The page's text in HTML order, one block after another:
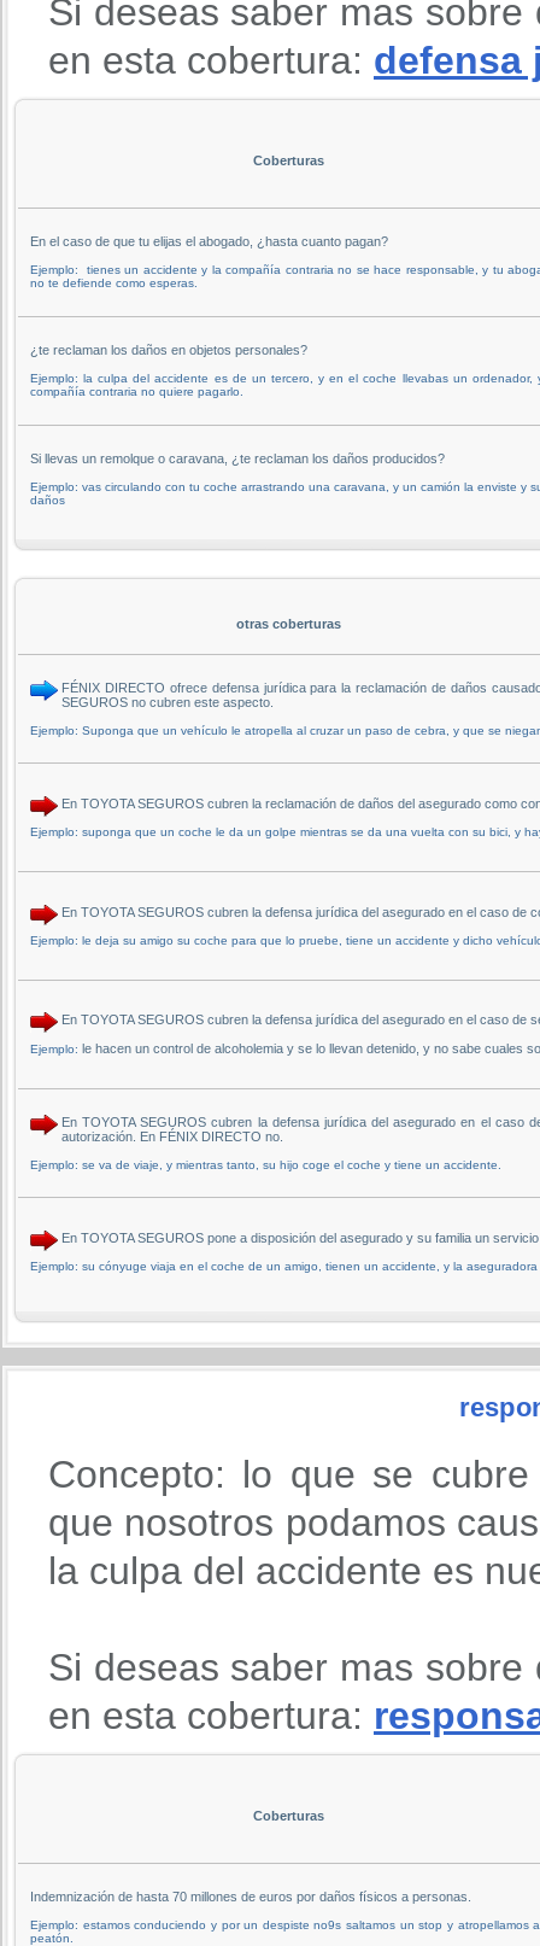
Si deseas saber mas
en esta cobertura: defensa
Coberturas
En el caso de que tu elijas el abogado, ¿hasta cuanto pagan?
Ejemplo: tienes un accidente y la compañía contraria no se hace responsable, y tu
no te defiende como esperas.
¿te reclaman los daños en objetos personales?
Ejemplo: la culpa del accidente es de un tercero, y en el coche llevabas un ordenador,
compañía contraria no quiere pagarlo.
Si llevas un remolque o caravana, ¿te reclaman los daños producidos?
Ejemplo: vas circulando con tu coche arrastrando una caravana, y un camión la enviste y
daños
otras coberturas
FÉNIX DIRECTO ofrece defensa jurídica para la reclamación de daños
SEGUROS no cubren este aspecto.
Ejemplo: Suponga que un vehículo le atropella al cruzar un paso de cebra, y que se
En TOYOTA SEGUROS cubren la reclamación de daños del asegurado como
Ejemplo: suponga que un coche le da un golpe mientras se da una vuelta con su bici, y
En TOYOTA SEGUROS cubren la defensa jurídica del asegurado en el caso de
Ejemplo: le deja su amigo su coche para que lo pruebe, tiene un accidente y dicho
En TOYOTA SEGUROS cubren la defensa jurídica del asegurado en el caso de
Ejemplo: le hacen un control de alcoholemia y se lo llevan detenido, y no sabe cuales
En TOYOTA SEGUROS cubren la defensa jurídica del asegurado en el
autorización. En FÉNIX DIRECTO no.
Ejemplo: se va de viaje, y mientras tanto, su hijo coge el coche y tiene un accidente.
En TOYOTA SEGUROS pone a disposición del asegurado y su familia un
Ejemplo: su cónyuge viaja en el coche de un amigo, tienen un accidente, y la
Concepto: lo que se
que nosotros podamos
la culpa del accidente es
Si deseas saber mas
en esta cobertura:
Coberturas
Indemnización de hasta 70 millones de euros por daños físicos a personas.
Ejemplo: estamos conduciendo y por un despiste no9s saltamos un stop y atropellamos
peatón.